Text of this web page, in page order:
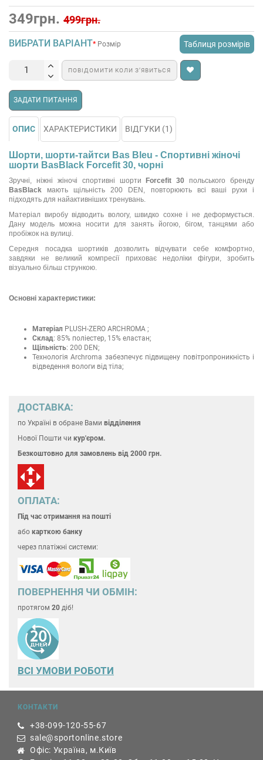
349грн. 499грн.
ВИБРАТИ ВАРІАНТ Таблиця розмірів
Розмір
ПОВІДОМИТИ КОЛИ З’ЯВИТЬСЯ
ЗАДАТИ ПИТАННЯ
ОПИС ХАРАКТЕРИСТИКИ ВІДГУКИ (1)
Шорти, шорти-тайтси Bas Bleu - Спортивні жіночі
шорти BasBlack Forcefit 30, чорні
Зручні, ніжні жіночі спортивні шортиForcefit 30 польського бренду
BasBlack мають щільність 200 DEN, повторюють всі ваші рухи і
підходять для найактивніших тренувань.
Матеріал виробу відводить вологу, швидко сохне і не деформується.
Дану модель можна носити для занять йогою, бігом, танцями або
пробіжок на вулиці.
Середня посадка шортиків дозволить відчувати себе комфортно,
завдяки не великий компресії приховає недоліки фігури, зробить
візуально більш стрункою.
Основні характеристики:
Матеріал PLUSH-ZERO ARCHROMA ;
Склад: 85% поліестер, 15% еластан;
Щільність: 200 DEN;
Технологія Archroma забезпечує підвищену повітропроникність і
відведення вологи від тіла;
ДОСТАВКА:
по Україні в обране Вами відділення
Нової Пошти чи кур'єром.
Безкоштовно для замовлень від 2000 грн.
ОПЛАТА:
Під час отримання на пошті
або карткою банку
через платіжні системи:
ПОВЕРНЕННЯ ЧИ ОБМІН:
протягом 20 діб!
ВСІ УМОВИ РОБОТИ
КОНТАКТИ
+38-099-120-55-67
sale@sportonline.store
Офіс: Україна, м.Київ